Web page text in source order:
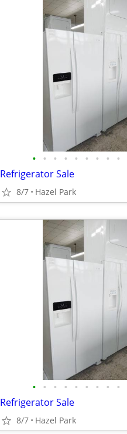
• • • • • • • • •
Refrigerator Sale
8/7 Hazel Park
• • • • • • • • •
Refrigerator Sale
8/7 Hazel Park